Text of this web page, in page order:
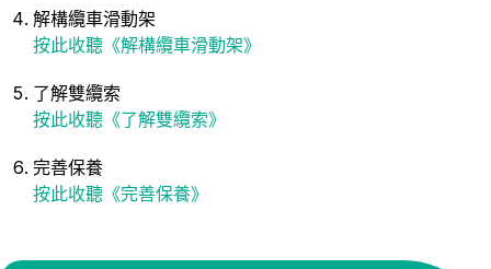
解構纜車滑動架
按此收聽《解構纜車滑動架》
了解雙纜索
按此收聽《了解雙纜索》
完善保養
按此收聽《完善保養》